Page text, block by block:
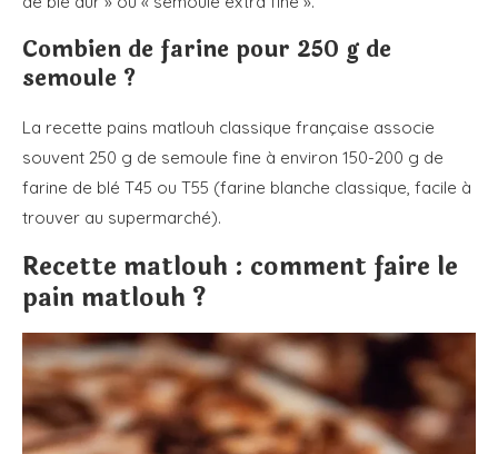
Combien de farine pour 250 g de
semoule ?
La recette pains matlouh classique française associe
souvent 250 g de semoule fine à environ 150-200 g de
farine de blé T45 ou T55 (farine blanche classique, facile à
trouver au supermarché).
Recette matlouh : comment faire le
pain matlouh ?